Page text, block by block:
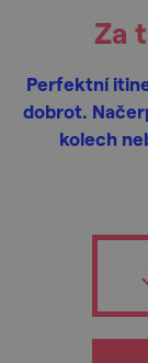
Za
Perfektní
dobrot.
kolech